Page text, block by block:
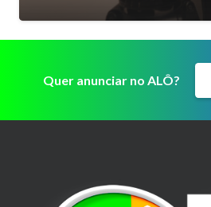
Quer anunciar no ALÔ?